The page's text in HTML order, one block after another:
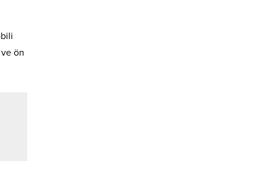
ön